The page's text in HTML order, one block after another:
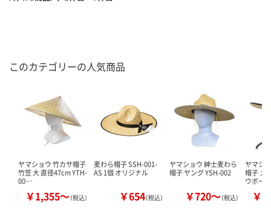
このカテゴリーの人気商品
ヤマショウ 竹カサ帽子
竹笠 大 直径47cm YTH-
00…
￥1,355～（税込）
麦わら帽子 SSH-001-
AS 1個 オリジナル
￥654（税込）
ヤマショウ 紳士麦わら
帽子 ヤング YSH-002
￥720～（税込）
ヤマシ
帽子 メ
ウボー
￥